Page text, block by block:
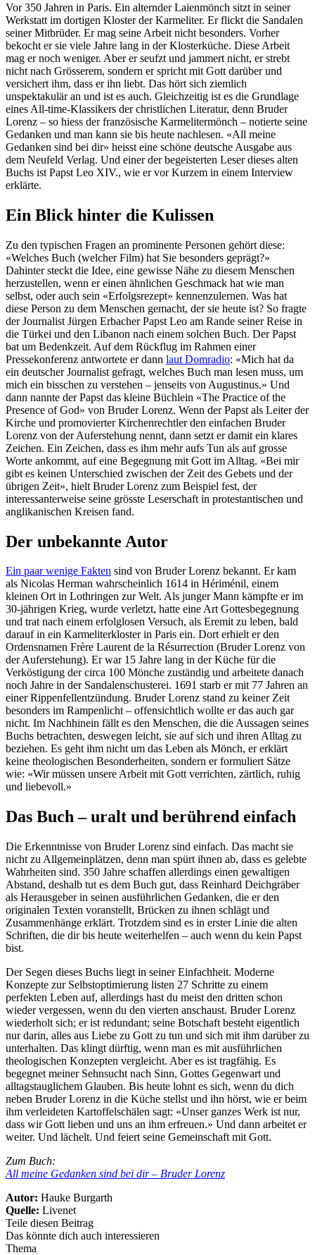
Vor 350 Jahren in Paris. Ein alternder Laienmönch sitzt in seiner
Werkstatt im dortigen Kloster der Karmeliter. Er flickt die Sandalen
seiner Mitbrüder. Er mag seine Arbeit nicht besonders. Vorher
bekocht er sie viele Jahre lang in der Klosterküche. Diese Arbeit
mag er noch weniger. Aber er seufzt und jammert nicht, er strebt
nicht nach Grösserem, sondern er spricht mit Gott darüber und
versichert ihm, dass er ihn liebt. Das hört sich ziemlich
unspektakulär an und ist es auch. Gleichzeitig ist es die Grundlage
eines All-time-Klassikers der christlichen Literatur, denn Bruder
Lorenz – so hiess der französische Karmelitermönch – notierte seine
Gedanken und man kann sie bis heute nachlesen. «All meine
Gedanken sind bei dir» heisst eine schöne deutsche Ausgabe aus
dem Neufeld Verlag. Und einer der begeisterten Leser dieses alten
Buchs ist Papst Leo XIV., wie er vor Kurzem in einem Interview
erklärte.
Ein Blick hinter die Kulissen
Zu den typischen Fragen an prominente Personen gehört diese:
«Welches Buch (welcher Film) hat Sie besonders geprägt?»
Dahinter steckt die Idee, eine gewisse Nähe zu diesem Menschen
herzustellen, wenn er einen ähnlichen Geschmack hat wie man
selbst, oder auch sein «Erfolgsrezept» kennenzulernen. Was hat
diese Person zu dem Menschen gemacht, der sie heute ist? So fragte
der Journalist Jürgen Erbacher Papst Leo am Rande seiner Reise in
die Türkei und den Libanon nach einem solchen Buch. Der Papst
bat um Bedenkzeit. Auf dem Rückflug im Rahmen einer
Pressekonferenz antwortete er dann laut Domradio: «Mich hat da
ein deutscher Journalist gefragt, welches Buch man lesen muss, um
mich ein bisschen zu verstehen – jenseits von Augustinus.» Und
dann nannte der Papst das kleine Büchlein «The Practice of the
Presence of God» von Bruder Lorenz. Wenn der Papst als Leiter der
Kirche und promovierter Kirchenrechtler den einfachen Bruder
Lorenz von der Auferstehung nennt, dann setzt er damit ein klares
Zeichen. Ein Zeichen, dass es ihm mehr aufs Tun als auf grosse
Worte ankommt, auf eine Begegnung mit Gott im Alltag. «Bei mir
gibt es keinen Unterschied zwischen der Zeit des Gebets und der
übrigen Zeit», hielt Bruder Lorenz zum Beispiel fest, der
interessanterweise seine grösste Leserschaft in protestantischen und
anglikanischen Kreisen fand.
Der unbekannte Autor
Ein paar wenige Fakten sind von Bruder Lorenz bekannt. Er kam
als Nicolas Herman wahrscheinlich 1614 in Hériménil, einem
kleinen Ort in Lothringen zur Welt. Als junger Mann kämpfte er im
30-jährigen Krieg, wurde verletzt, hatte eine Art Gottesbegegnung
und trat nach einem erfolglosen Versuch, als Eremit zu leben, bald
darauf in ein Karmeliterkloster in Paris ein. Dort erhielt er den
Ordensnamen Frère Laurent de la Résurrection (Bruder Lorenz von
der Auferstehung). Er war 15 Jahre lang in der Küche für die
Verköstigung der circa 100 Mönche zuständig und arbeitete danach
noch Jahre in der Sandalenschusterei. 1691 starb er mit 77 Jahren an
einer Rippenfellentzündung. Bruder Lorenz stand zu keiner Zeit
besonders im Rampenlicht – offensichtlich wollte er das auch gar
nicht. Im Nachhinein fällt es den Menschen, die die Aussagen seines
Buchs betrachten, deswegen leicht, sie auf sich und ihren Alltag zu
beziehen. Es geht ihm nicht um das Leben als Mönch, er erklärt
keine theologischen Besonderheiten, sondern er formuliert Sätze
wie: «Wir müssen unsere Arbeit mit Gott verrichten, zärtlich, ruhig
und liebevoll.»
Das Buch – uralt und berührend einfach
Die Erkenntnisse von Bruder Lorenz sind einfach. Das macht sie
nicht zu Allgemeinplätzen, denn man spürt ihnen ab, dass es gelebte
Wahrheiten sind. 350 Jahre schaffen allerdings einen gewaltigen
Abstand, deshalb tut es dem Buch gut, dass Reinhard Deichgräber
als Herausgeber in seinen ausführlichen Gedanken, die er den
originalen Texten voranstellt, Brücken zu ihnen schlägt und
Zusammenhänge erklärt. Trotzdem sind es in erster Linie die alten
Schriften, die dir bis heute weiterhelfen – auch wenn du kein Papst
bist.
Der Segen dieses Buchs liegt in seiner Einfachheit. Moderne
Konzepte zur Selbstoptimierung listen 27 Schritte zu einem
perfekten Leben auf, allerdings hast du meist den dritten schon
wieder vergessen, wenn du den vierten anschaust. Bruder Lorenz
wiederholt sich; er ist redundant; seine Botschaft besteht eigentlich
nur darin, alles aus Liebe zu Gott zu tun und sich mit ihm darüber zu
unterhalten. Das klingt dürftig, wenn man es mit ausführlichen
theologischen Konzepten vergleicht. Aber es ist tragfähig. Es
begegnet meiner Sehnsucht nach Sinn, Gottes Gegenwart und
alltagstauglichem Glauben. Bis heute lohnt es sich, wenn du dich
neben Bruder Lorenz in die Küche stellst und ihn hörst, wie er beim
ihm verleideten Kartoffelschälen sagt: «Unser ganzes Werk ist nur,
dass wir Gott lieben und uns an ihm erfreuen.» Und dann arbeitet er
weiter. Und lächelt. Und feiert seine Gemeinschaft mit Gott.
Zum Buch:
All meine Gedanken sind bei dir – Bruder Lorenz
Autor: Hauke Burgarth
Quelle: Livenet
Teile diesen Beitrag
Das könnte dich auch interessieren
Thema